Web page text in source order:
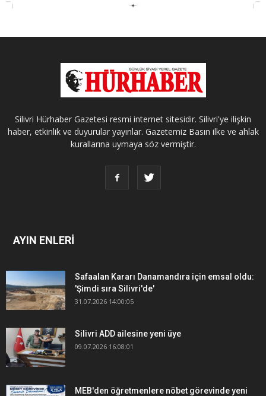
Silivri Hürhaber Gazetesi resmi internet sitesidir. Silivri'ye ilişkin
haber, etkinlik ve duyurular yayınlar. Gazetemiz Basın ilke ve ahlak
kurallarına uymaya söz vermiştir.
AYIN ENLERİ
Safaalan Kararı Danamandıra için emsal oldu:
'Şimdi sıra Silivri'de'
31.07.2026 14:00:05
Silivri ADD ailesine yeni üye
09.07.2026 16:08:01
MEB'den öğretmenlere nöbet görevinde yeni